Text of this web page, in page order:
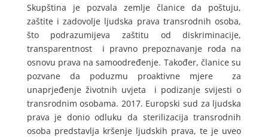
Skupština je pozvala zemlje članice da poštuju,
zaštite i zadovolje ljudska prava transrodnih osoba,
što podrazumijeva zaštitu od diskriminacije,
transparentnost i pravno prepoznavanje roda na
osnovu prava na samoodređenje. Također, članice su
pozvane da poduzmu proaktivne mjere za
unaprjeđenje životnih uvjeta i podizanje svijesti o
transrodnim osobama. 2017. Europski sud za ljudska
prava je donio odluku da sterilizacija transrodnih
osoba predstavlja kršenje ljudskih prava, te je uveo